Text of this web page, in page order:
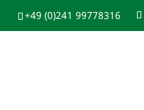
+49 (0)241 99778316